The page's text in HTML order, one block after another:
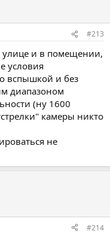
#213
и в помещении,
условия
вспышкой и без
диапазоном
(ну 1600
камеры никто
не
#214